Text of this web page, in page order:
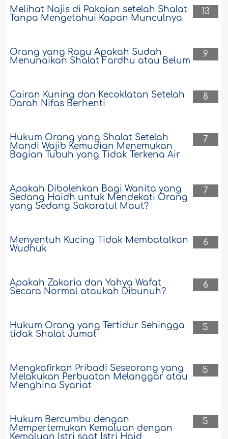
13
Melihat Najis di Pakaian setelah Shalat
Tanpa Mengetahui Kapan Munculnya
9
Orang yang Ragu Apakah Sudah
Menunaikan Shalat Fardhu atau Belum
8
Cairan Kuning dan Kecoklatan Setelah
Darah Nifas Berhenti
7
Hukum Orang yang Shalat Setelah
Mandi Wajib Kemudian Menemukan
Bagian Tubuh yang Tidak Terkena Air
7
Apakah Dibolehkan Bagi Wanita yang
Sedang Haidh untuk Mendekati Orang
yang Sedang Sakaratul Maut?
6
Menyentuh Kucing Tidak Membatalkan
Wudhuk
6
Apakah Zakaria dan Yahya Wafat
Secara Normal ataukah Dibunuh?
5
Hukum Orang yang Tertidur Sehingga
tidak Shalat Jumat
5
Mengkafirkan Pribadi Seseorang yang
Melakukan Perbuatan Melanggar atau
Menghina Syariat
5
Hukum Bercumbu dengan
Mempertemukan Kemaluan dengan
Kemaluan Istri saat Istri Haid